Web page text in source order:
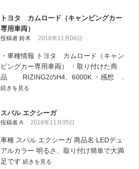
トヨタ カムロード（キャンピングカー
専用車両）
投稿者 鈴木 2018年11月06日
・車種情報 トヨタ カムロード（キャン
ピングカー専用車両） ・取り付けた商
品 RIZING2のH4、6000K ・感想 ..
続きを見る
スバル エクシーガ
投稿者 A 2018年11月05日
車種 スバル エクシーガ 商品名 LEDデュ
アルカラー 明るさ、取り付け簡単で大満
足です 続きを見る